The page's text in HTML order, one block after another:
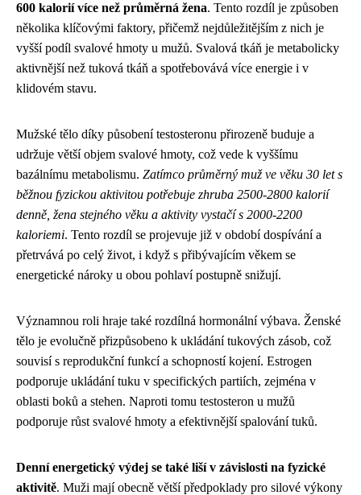
600 kalorií více než průměrná žena. Tento rozdíl je způsoben
několika klíčovými faktory, přičemž nejdůležitějším z nich je
vyšší podíl svalové hmoty u mužů. Svalová tkáň je metabolicky
aktivnější než tuková tkáň a spotřebovává více energie i v
klidovém stavu.
Mužské tělo díky působení testosteronu přirozeně buduje a
udržuje větší objem svalové hmoty, což vede k vyššímu
bazálnímu metabolismu. Zatímco průměrný muž ve věku 30 let s
běžnou fyzickou aktivitou potřebuje zhruba 2500-2800 kalorií
denně, žena stejného věku a aktivity vystačí s 2000-2200
kaloriemi. Tento rozdíl se projevuje již v období dospívání a
přetrvává po celý život, i když s přibývajícím věkem se
energetické nároky u obou pohlaví postupně snižují.
Významnou roli hraje také rozdílná hormonální výbava. Ženské
tělo je evolučně přizpůsobeno k ukládání tukových zásob, což
souvisí s reprodukční funkcí a schopností kojení. Estrogen
podporuje ukládání tuku v specifických partiích, zejména v
oblasti boků a stehen. Naproti tomu testosteron u mužů
podporuje růst svalové hmoty a efektivnější spalování tuků.
Denní energetický výdej se také liší v závislosti na fyzické
aktivitě. Muži mají obecně větší předpoklady pro silové výkony